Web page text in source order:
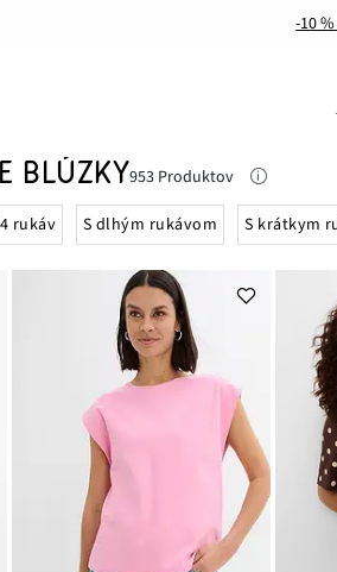
-10
BLÚZKY953 Produktov
rukáv S dlhým rukávom S krátkym